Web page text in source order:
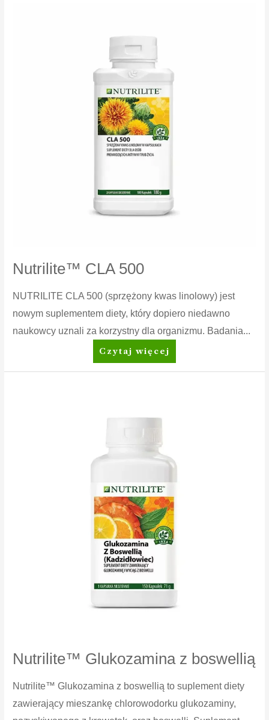
przed
praniem
Nutrilite™ CLA 500
NUTRILITE CLA 500 (sprzężony kwas linolowy) jest
nowym suplementem diety, który dopiero niedawno
naukowcy uznali za korzystny dla organizmu. Badania...
Nutrilite™
CLA
Czytaj więcej
Nutrilite™ Glukozamina z boswellią
Nutrilite™ Glukozamina z boswellią to suplement diety
zawierający mieszankę chlorowodorku glukozaminy,